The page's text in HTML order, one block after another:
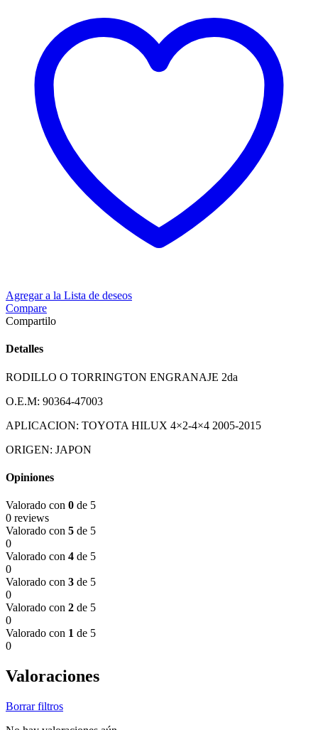
Agregar a la Lista de deseos
Compare
Compartilo
Detalles
RODILLO O TORRINGTON ENGRANAJE 2da
O.E.M: 90364-47003
APLICACION: TOYOTA HILUX 4×2-4×4 2005-2015
ORIGEN: JAPON
Opiniones
Valorado con 0 de 5
0 reviews
Valorado con 5 de 5
0
Valorado con 4 de 5
0
Valorado con 3 de 5
0
Valorado con 2 de 5
0
Valorado con 1 de 5
0
Valoraciones
Borrar filtros